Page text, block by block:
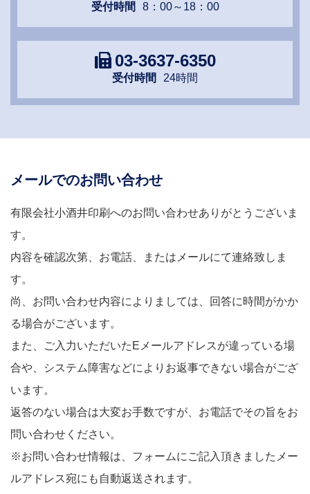
受付時間 8：00～18：00
03-3637-6350
受付時間 24時間
メールでのお問い合わせ
有限会社小酒井印刷へのお問い合わせありがとうございま
す。
内容を確認次第、お電話、またはメールにて連絡致しま
す。
尚、お問い合わせ内容によりましては、回答に時間がかか
る場合がございます。
また、ご入力いただいたEメールアドレスが違っている場
合や、システム障害などによりお返事できない場合がござ
います。
返答のない場合は大変お手数ですが、お電話でその旨をお
問い合わせください。
※お問い合わせ情報は、フォームにご記入頂きましたメー
ルアドレス宛にも自動返送されます。